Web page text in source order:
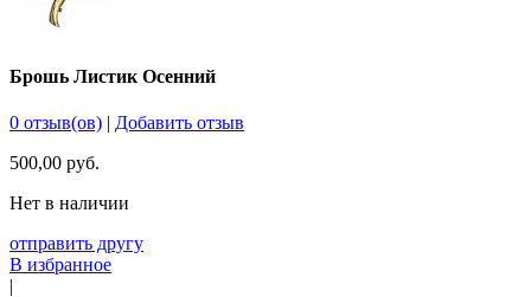
Брошь Листик Осенний
0 отзыв(ов) | Добавить отзыв
500,00 руб.
Нет в наличии
отправить другу
В избранное
|